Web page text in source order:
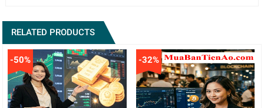
RELATED PRODUCTS
-50% -32%